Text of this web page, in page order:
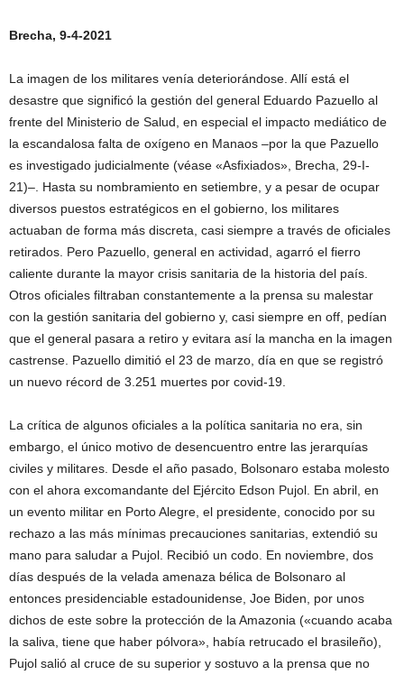
Brecha, 9-4-2021
La imagen de los militares venía deteriorándose. Allí está el
desastre que significó la gestión del general Eduardo Pazuello al
frente del Ministerio de Salud, en especial el impacto mediático de
la escandalosa falta de oxígeno en Manaos –por la que Pazuello
es investigado judicialmente (véase «Asfixiados», Brecha, 29-I-
21)–. Hasta su nombramiento en setiembre, y a pesar de ocupar
diversos puestos estratégicos en el gobierno, los militares
actuaban de forma más discreta, casi siempre a través de oficiales
retirados. Pero Pazuello, general en actividad, agarró el fierro
caliente durante la mayor crisis sanitaria de la historia del país.
Otros oficiales filtraban constantemente a la prensa su malestar
con la gestión sanitaria del gobierno y, casi siempre en off, pedían
que el general pasara a retiro y evitara así la mancha en la imagen
castrense. Pazuello dimitió el 23 de marzo, día en que se registró
un nuevo récord de 3.251 muertes por covid-19.
La crítica de algunos oficiales a la política sanitaria no era, sin
embargo, el único motivo de desencuentro entre las jerarquías
civiles y militares. Desde el año pasado, Bolsonaro estaba molesto
con el ahora excomandante del Ejército Edson Pujol. En abril, en
un evento militar en Porto Alegre, el presidente, conocido por su
rechazo a las más mínimas precauciones sanitarias, extendió su
mano para saludar a Pujol. Recibió un codo. En noviembre, dos
días después de la velada amenaza bélica de Bolsonaro al
entonces presidenciable estadounidense, Joe Biden, por unos
dichos de este sobre la protección de la Amazonia («cuando acaba
la saliva, tiene que haber pólvora», había retrucado el brasileño),
Pujol salió al cruce de su superior y sostuvo a la prensa que no